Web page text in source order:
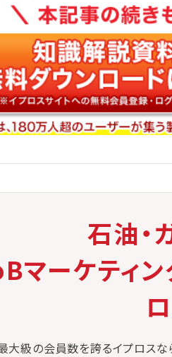
石油・
マーケティ
大級の会員数を誇るイプロスな